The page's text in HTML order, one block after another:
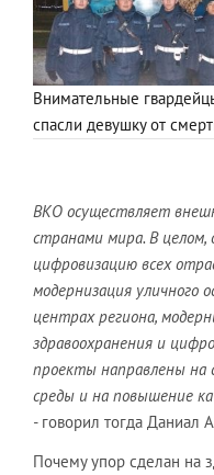
Внимательные
спасли девушку от
ВКО осуществляет
странами мира. В целом,
цифровизацию всех
модернизация уличного
центрах региона,
здравоохранения и
проекты направлены на
среды и на повышение
- говорил тогда Даниал
Почему упор сделан на